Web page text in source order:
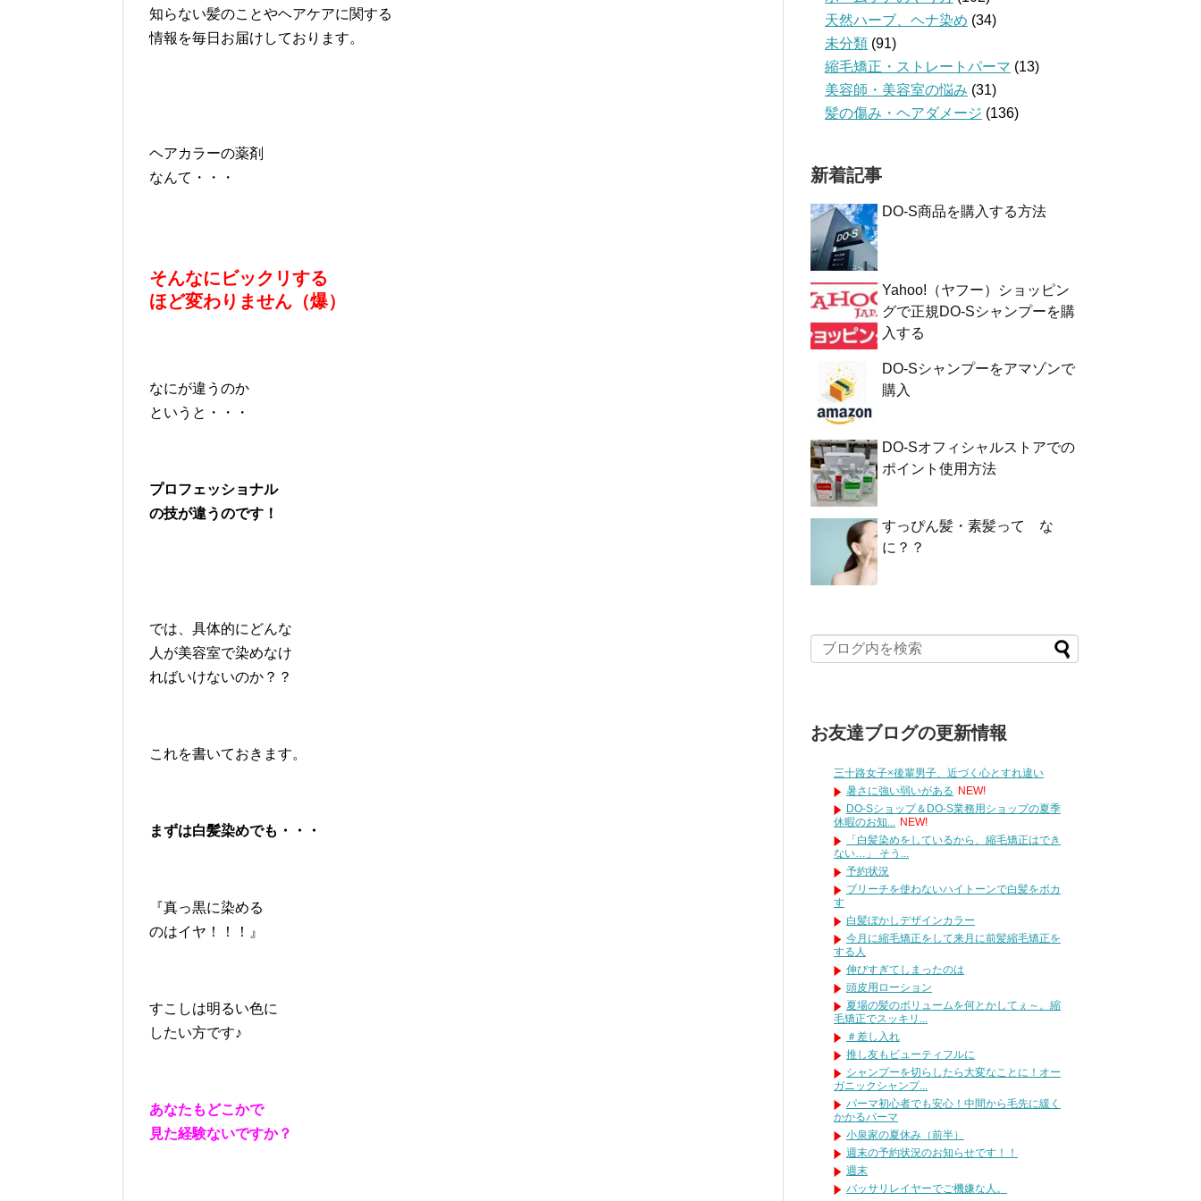
知らない髪のことやヘアケアに関する
情報を毎日お届けしております。
ヘアカラーの薬剤
なんて・・・
そんなにビックリする
ほど変わりません（爆）
なにが違うのか
というと・・・
プロフェッショナル
の技が違うのです！
では、具体的にどんな
人が美容室で染めなけ
ればいけないのか？？
これを書いておきます。
まずは白髪染めでも・・・
『真っ黒に染める
のはイヤ！！！』
すこしは明るい色に
したい方です♪
あなたもどこかで
見た経験ないですか？
天然ハーブ、ヘナ染め (34)
未分類 (91)
縮毛矯正・ストレートパーマ (13)
美容師・美容室の悩み (31)
髪の傷み・ヘアダメージ (136)
新着記事
DO-S商品を購入する方法
Yahoo!（ヤフー）ショッピン
グで正規DO-Sシャンプーを購
入する
DO-Sシャンプーをアマゾンで
購入
DO-Sオフィシャルストアでの
ポイント使用方法
すっぴん髪・素髪って な
に？？
お友達ブログの更新情報
三十路女子×後輩男子、近づく心とすれ違い
暑さに強い弱いがある NEW!
DO-Sショップ＆DO-S業務用ショップの夏季
休暇のお知... NEW!
「白髪染めをしているから、縮毛矯正はでき
ない…」 そう...
予約状況
ブリーチを使わないハイトーンで白髪をボカ
す
白髪ぼかしデザインカラー
今月に縮毛矯正をして来月に前髪縮毛矯正を
する人
伸びすぎてしまったのは
頭皮用ローション
夏場の髪のボリュームを何とかしてぇ～。縮
毛矯正でスッキリ...
＃差し入れ
推し友もビューティフルに
シャンプーを切らしたら大変なことに！オー
ガニックシャンプ...
パーマ初心者でも安心！中間から毛先に緩く
かかるパーマ
小泉家の夏休み（前半）
週末の予約状況のお知らせです！！
週末
バッサリレイヤーでご機嫌な人。